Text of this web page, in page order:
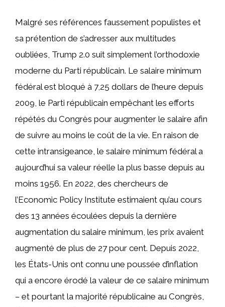
Malgré ses références faussement populistes et
sa prétention de s’adresser aux multitudes
oubliées, Trump 2.0 suit simplement l’orthodoxie
moderne du Parti républicain. Le salaire minimum
fédéral est bloqué à 7,25 dollars de l’heure depuis
2009, le Parti républicain empêchant les efforts
répétés du Congrès pour augmenter le salaire afin
de suivre au moins le coût de la vie. En raison de
cette intransigeance, le salaire minimum fédéral a
aujourd’hui sa valeur réelle la plus basse depuis au
moins 1956. En 2022, des chercheurs de
l’Economic Policy Institute estimaient qu’au cours
des 13 années écoulées depuis la dernière
augmentation du salaire minimum, les prix avaient
augmenté de plus de 27 pour cent. Depuis 2022,
les États-Unis ont connu une poussée d’inflation
qui a encore érodé la valeur de ce salaire minimum
– et pourtant la majorité républicaine au Congrès,